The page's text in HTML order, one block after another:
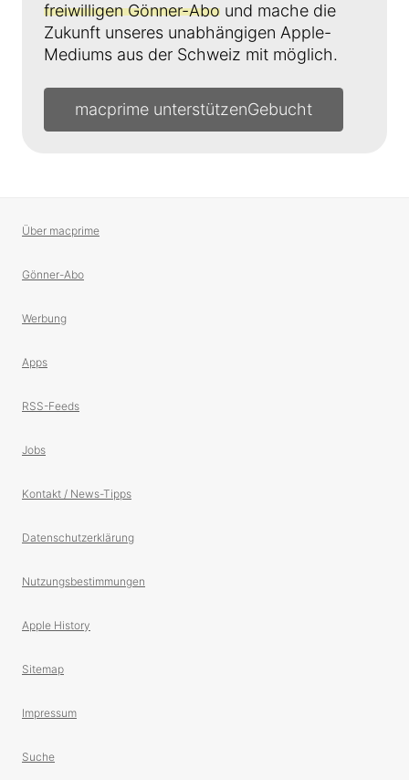
freiwilligen Gönner-Abo und mache die
Zukunft unseres unabhängigen Apple-
Mediums aus der Schweiz mit möglich.
macprime unterstützen
Über macprime
Gönner-Abo
Werbung
Apps
RSS-Feeds
Jobs
Kontakt / News-Tipps
Datenschutzerklärung
Nutzungsbestimmungen
Apple History
Sitemap
Impressum
Suche